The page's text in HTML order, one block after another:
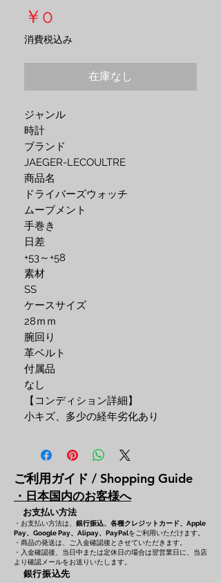
￥0
格
消費税込み
在庫なし
ジャンル
時計
ブランド
JAEGER-LECOULTRE
商品名
ドライバーズウォッチ
ムーブメント
手巻き
日差
+53～+58
素材
SS
ケースサイズ
28ｍｍ
腕回り
革ベルト
付属品
なし
【コンディション詳細】
小キズ、多少の経年劣化あり
ご利用ガイド / Shopping Guide
・日本国内のお客様へ
お支払い方法
・お支払い方法は、 銀行振込、各種クレジットカード、 Apple
Pay、Google Pay、Alipay、PayPalをご利用いただけます。
・商品の発送は、ご入金確認後とさせていただきます。
・入金確認後、当日中または定休日の場合は翌営業日に、当店
より確認メールをお送りいたします。
銀行振込先